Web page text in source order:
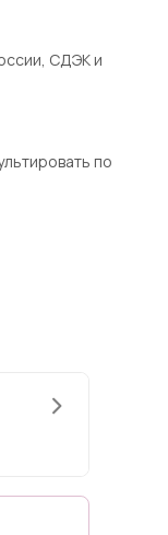
СДЭК и
по